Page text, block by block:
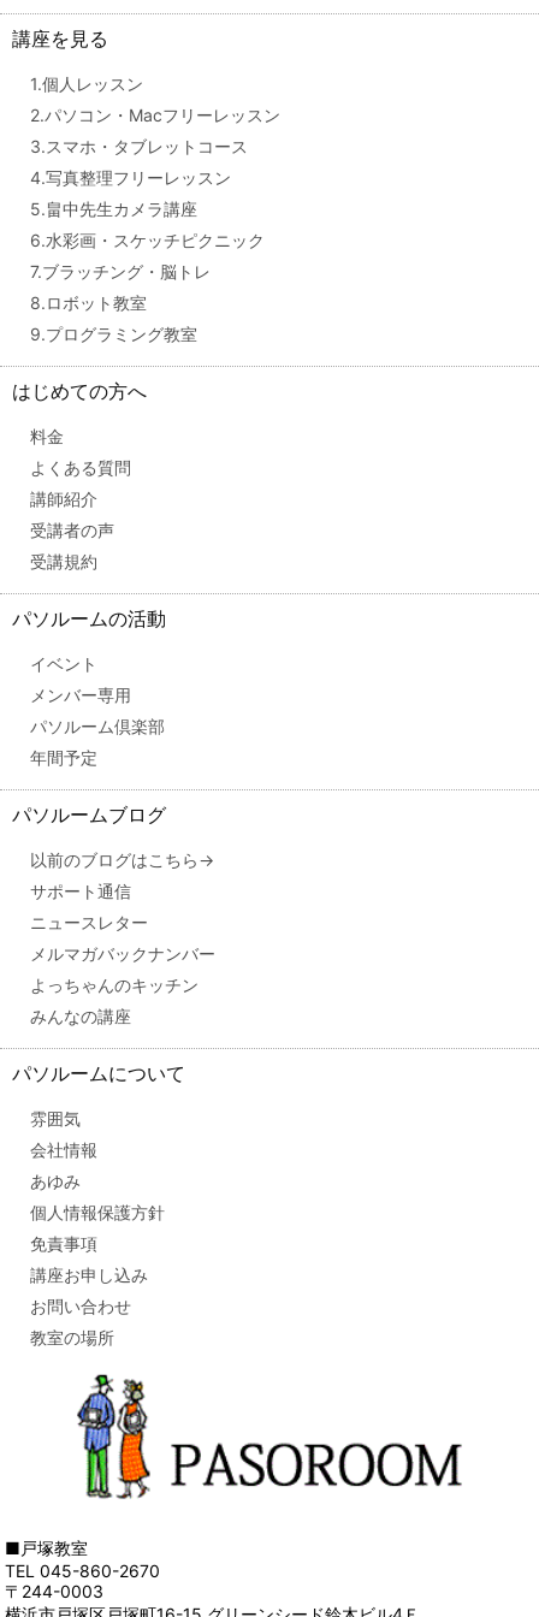
講座を見る
1.個人レッスン
2.パソコン・Macフリーレッスン
3.スマホ・タブレットコース
4.写真整理フリーレッスン
5.畠中先生カメラ講座
6.水彩画・スケッチピクニック
7.ブラッチング・脳トレ
8.ロボット教室
9.プログラミング教室
はじめての方へ
料金
よくある質問
講師紹介
受講者の声
受講規約
パソルームの活動
イベント
メンバー専用
パソルーム倶楽部
年間予定
パソルームブログ
以前のブログはこちら→
サポート通信
ニュースレター
メルマガバックナンバー
よっちゃんのキッチン
みんなの講座
パソルームについて
雰囲気
会社情報
あゆみ
個人情報保護方針
免責事項
講座お申し込み
お問い合わせ
教室の場所
■戸塚教室
TEL 045-860-2670
〒244-0003